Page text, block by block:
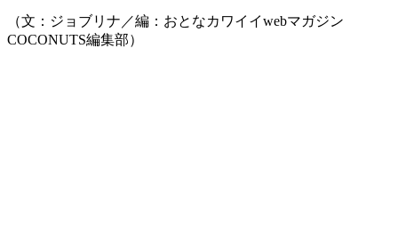
（文：ジョブリナ／編：おとなカワイイwebマガジン
COCONUTS編集部）